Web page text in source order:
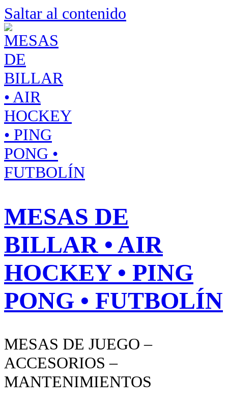
Saltar al contenido
MESAS DE
BILLAR • AIR
HOCKEY • PING
PONG • FUTBOLÍN
MESAS DE JUEGO –
ACCESORIOS –
MANTENIMIENTOS